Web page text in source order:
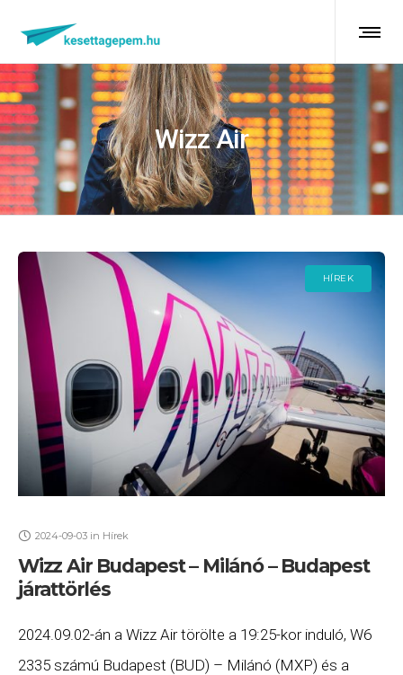
Wizz Air
HÍREK
2024-09-03 in Hírek
Wizz Air Budapest – Milánó – Budapest
járattörlés
2024.09.02-án a Wizz Air törölte a 19:25-kor induló, W6
2335 számú Budapest (BUD) – Milánó (MXP) és a